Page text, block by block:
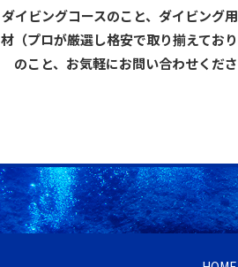
ダイビングコースのこと、ダイビング
材（プロが厳選し格安で取り揃えており
のこと、お気軽にお問い合わせくださ